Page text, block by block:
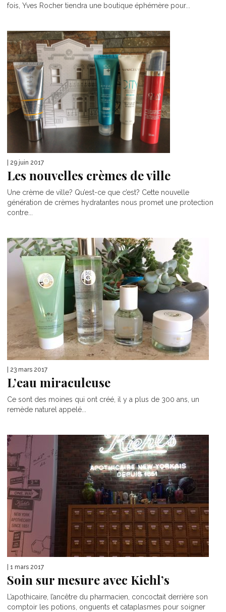
fois, Yves Rocher tiendra une boutique éphémère pour...
| 29 juin 2017
Les nouvelles crèmes de ville
Une crème de ville? Qu’est-ce que c’est? Cette nouvelle
génération de crèmes hydratantes nous promet une protection
contre...
| 23 mars 2017
L’eau miraculeuse
Ce sont des moines qui ont créé, il y a plus de 300 ans, un
remède naturel appelé...
| 1 mars 2017
Soin sur mesure avec Kiehl’s
L’apothicaire, l’ancêtre du pharmacien, concoctait derrière son
comptoir les potions, onguents et cataplasmes pour soigner